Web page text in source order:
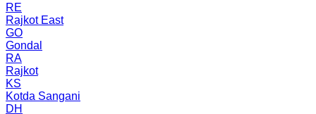
RE
Rajkot East
GO
Gondal
RA
Rajkot
KS
Kotda Sangani
DH